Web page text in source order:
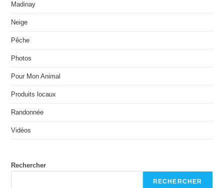
Madinay
Neige
Pêche
Photos
Pour Mon Animal
Produits locaux
Randonnée
Vidéos
Rechercher
RECHERCHER